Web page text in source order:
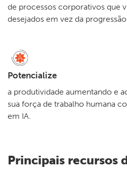
de processos corporativos que
desejados em vez da progressão
Potencialize
a produtividade aumentando e
sua força de trabalho humana
em IA.
Principais recursos